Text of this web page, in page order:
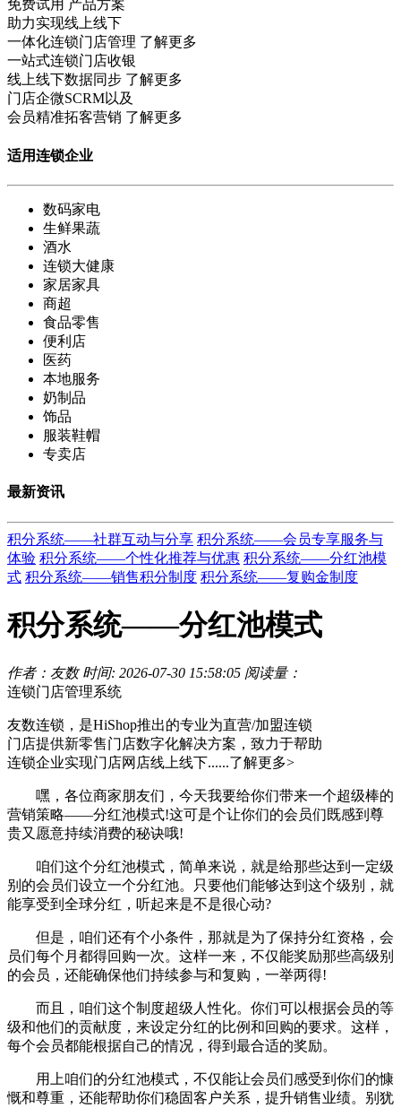
免费试用 产品方案
助力实现线上线下
一体化连锁门店管理 了解更多
一站式连锁门店收银
线上线下数据同步 了解更多
门店企微SCRM以及
会员精准拓客营销 了解更多
适用连锁企业
数码家电
生鲜果蔬
酒水
连锁大健康
家居家具
商超
食品零售
便利店
医药
本地服务
奶制品
饰品
服装鞋帽
专卖店
最新资讯
积分系统——社群互动与分享 积分系统——会员专享服务与
体验 积分系统——个性化推荐与优惠 积分系统——分红池模
式 积分系统——销售积分制度 积分系统——复购金制度
积分系统——分红池模式
作者：友数 时间: 2026-07-30 15:58:05 阅读量：
连锁门店管理系统
友数连锁，是HiShop推出的专业为直营/加盟连锁
门店提供新零售门店数字化解决方案，致力于帮助
连锁企业实现门店网店线上线下......了解更多>
嘿，各位商家朋友们，今天我要给你们带来一个超级棒的
营销策略——分红池模式!这可是个让你们的会员们既感到尊
贵又愿意持续消费的秘诀哦!
咱们这个分红池模式，简单来说，就是给那些达到一定级
别的会员们设立一个分红池。只要他们能够达到这个级别，就
能享受到全球分红，听起来是不是很心动?
但是，咱们还有个小条件，那就是为了保持分红资格，会
员们每个月都得回购一次。这样一来，不仅能奖励那些高级别
的会员，还能确保他们持续参与和复购，一举两得!
而且，咱们这个制度超级人性化。你们可以根据会员的等
级和他们的贡献度，来设定分红的比例和回购的要求。这样，
每个会员都能根据自己的情况，得到最合适的奖励。
用上咱们的分红池模式，不仅能让会员们感受到你们的慷
慨和尊重，还能帮助你们稳固客户关系，提升销售业绩。别犹